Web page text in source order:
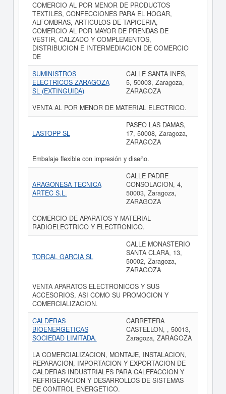
COMERCIO AL POR MENOR DE PRODUCTOS
TEXTILES, CONFECCIONES PARA EL HOGAR,
ALFOMBRAS, ARTICULOS DE TAPICERIA,
COMERCIO AL POR MAYOR DE PRENDAS DE
VESTIR, CALZADO Y COMPLEMENTOS,
DISTRIBUCION E INTERMEDIACION DE COMERCIO
DE
SUMINISTROS
ELECTRICOS ZARAGOZA
SL (EXTINGUIDA)
CALLE SANTA INES,
5, 50003, Zaragoza,
ZARAGOZA
VENTA AL POR MENOR DE MATERIAL ELECTRICO.
LASTOPP SL
PASEO LAS DAMAS,
17, 50008, Zaragoza,
ZARAGOZA
Embalaje flexible con impresión y diseño.
ARAGONESA TECNICA
ARTEC S.L.
CALLE PADRE
CONSOLACION, 4,
50003, Zaragoza,
ZARAGOZA
COMERCIO DE APARATOS Y MATERIAL
RADIOELECTRICO Y ELECTRONICO.
TORCAL GARCIA SL
CALLE MONASTERIO
SANTA CLARA, 13,
50002, Zaragoza,
ZARAGOZA
VENTA APARATOS ELECTRONICOS Y SUS
ACCESORIOS, ASI COMO SU PROMOCION Y
COMERCIALIZACION.
CALDERAS
BIOENERGETICAS
SOCIEDAD LIMITADA.
CARRETERA
CASTELLON, , 50013,
Zaragoza, ZARAGOZA
LA COMERCIALIZACION, MONTAJE, INSTALACION,
REPARACION, IMPORTACION Y EXPORTACION DE
CALDERAS INDUSTRIALES PARA CALEFACCION Y
REFRIGERACION Y DESARROLLOS DE SISTEMAS
DE CONTROL ENERGETICO.